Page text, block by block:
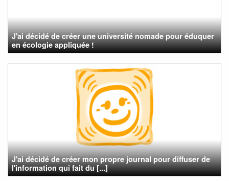
J'ai décidé de créer une université nomade pour éduquer
en écologie appliquée !
J'ai décidé de créer mon propre journal pour diffuser de
l'information qui fait du [...]